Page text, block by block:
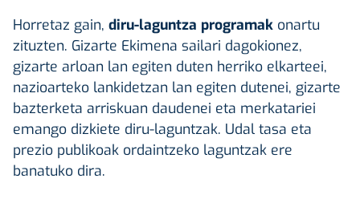
Horretaz gain, diru-laguntza programak onartu
zituzten. Gizarte Ekimena sailari dagokionez,
gizarte arloan lan egiten duten herriko elkarteei,
nazioarteko lankidetzan lan egiten dutenei, gizarte
bazterketa arriskuan daudenei eta merkatariei
emango dizkiete diru-laguntzak. Udal tasa eta
prezio publikoak ordaintzeko laguntzak ere
banatuko dira.